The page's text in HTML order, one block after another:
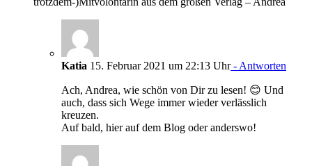
Katia 15. Februar 2021 um 22:13 Uhr- Antworten
Ach, Andrea, wie schön von Dir zu lesen! 😊 Und
auch, dass sich Wege immer wieder verlässlich
kreuzen.
Auf bald, hier auf dem Blog oder anderswo!